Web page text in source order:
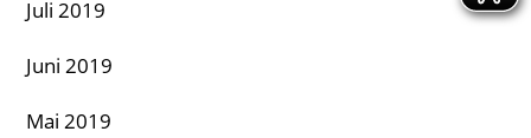
Juli 2019
Juni 2019
Mai 2019